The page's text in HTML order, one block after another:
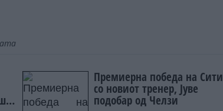
Премиерна победа на Сити
со новиот тренер, Јуве
подобар од Челзи